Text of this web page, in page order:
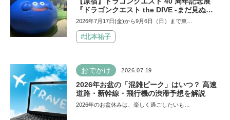
『ドラゴンクエスト the DIVE -まだ見ぬ冒
険の舞台へ-』が原宿ハラカドに登場！ VR体
楽しめる注目イベント
2026年7月17日(金)から9月6日（日）まで東…
#北本祐子
おでかけ 2026.07.19
2026年お盆の「混雑ピーク」はいつ？ 高速
道路・新幹線・飛行機の渋滞予想を解説
2026年のお盆休みは、楽しく過ごしたいも…